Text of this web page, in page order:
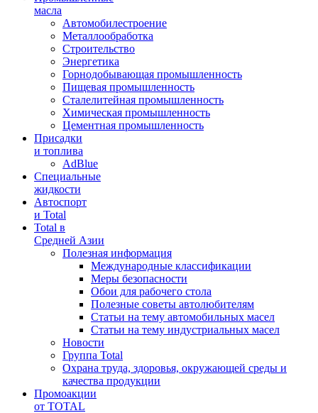
масла
Автомобилестроение
Металлообработка
Строительство
Энергетика
Горнодобывающая промышленность
Пищевая промышленность
Сталелитейная промышленность
Химическая промышленность
Цементная промышленность
Присадки
и топлива
AdBlue
Специальные
жидкости
Автоспорт
и Total
Total в
Средней Азии
Полезная информация
Международные классификации
Меры безопасности
Обои для рабочего стола
Полезные советы автолюбителям
Статьи на тему автомобильных масел
Статьи на тему индустриальных масел
Новости
Группа Total
Охрана труда, здоровья, окружающей среды и
качества продукции
Промоакции
от TOTAL